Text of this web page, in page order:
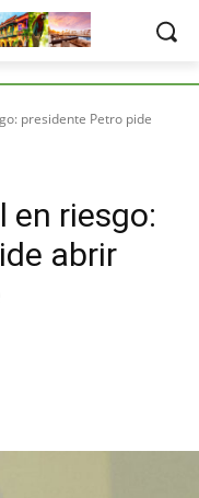
presidente Petro pide
en riesgo:
abrir